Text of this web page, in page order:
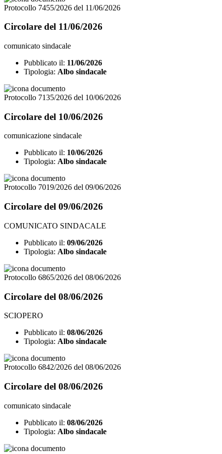
Protocollo 7455/2026 del 11/06/2026
Circolare del 11/06/2026
comunicato sindacale
Pubblicato il: 11/06/2026
Tipologia: Albo sindacale
Protocollo 7135/2026 del 10/06/2026
Circolare del 10/06/2026
comunicazione sindacale
Pubblicato il: 10/06/2026
Tipologia: Albo sindacale
Protocollo 7019/2026 del 09/06/2026
Circolare del 09/06/2026
COMUNICATO SINDACALE
Pubblicato il: 09/06/2026
Tipologia: Albo sindacale
Protocollo 6865/2026 del 08/06/2026
Circolare del 08/06/2026
SCIOPERO
Pubblicato il: 08/06/2026
Tipologia: Albo sindacale
Protocollo 6842/2026 del 08/06/2026
Circolare del 08/06/2026
comunicato sindacale
Pubblicato il: 08/06/2026
Tipologia: Albo sindacale